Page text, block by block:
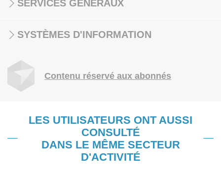
SERVICES GÉNÉRAUX
SYSTÈMES D'INFORMATION
Contenu réservé aux abonnés
LES UTILISATEURS ONT AUSSI
CONSULTÉ
DANS LE MÊME SECTEUR
D'ACTIVITÉ